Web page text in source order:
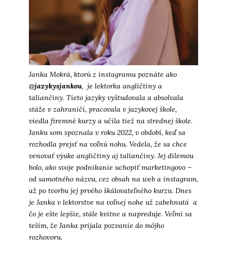
Janka Mokrá, ktorú z instagramu poznáte ako
@jazykysjankou, je lektorka angličtiny a
taliančiny. Tieto jazyky vyštudovala a absolvala
stáže v zahraničí, pracovala v jazykovej škole,
viedla firemné kurzy a učila tiež na strednej škole.
Janku som spoznala v roku 2022, v období, keď sa
rozhodla prejsť na voľnú nohu. Vedela, že sa chce
venovať výuke angličtiny aj taliančiny. Jej dilemou
bolo, ako svoje podnikanie uchopiť marketingovo –
od samotného názvu, cez obsah na web a instagram,
až po tvorbu jej prvého škálovateľného kurzu. Dnes
je Janka v lektorstve na voľnej nohe už zabehnutá a
čo je ešte lepšie, stále kvitne a napreduje. Veľmi sa
teším, že Janka prijala pozvanie do môjho
rozhovoru.